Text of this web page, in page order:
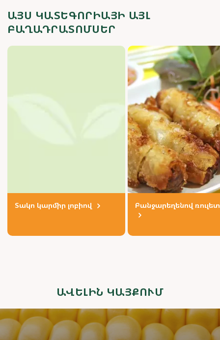
ԱՅՍ ԿԱՏԵԳՈՐԻԱՅԻ ԱՅԼ
ԲԱՂԱԴՐԱՏՈՄՍԵՐ
Տակո կարմիր լոբիով Բանջարեղենով
ԱՎԵԼԻՆ ԿԱՅՔՈՒՄ